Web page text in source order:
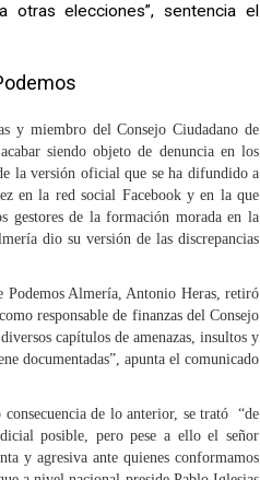
otras elecciones”, sentencia el
y miembro del Consejo Ciudadano de
siendo objeto de denuncia en los
la versión oficial que se ha difundido a
en la red social Facebook y en la que
gestores de la formación morada en la
dio su versión de las discrepancias
Podemos Almería, Antonio Heras, retiró
responsable de finanzas del Consejo
capítulos de amenazas, insultos y
documentadas”, apunta el comunicado
de lo anterior, se trató “de
posible, pero pese a ello el señor
y agresiva ante quienes conformamos